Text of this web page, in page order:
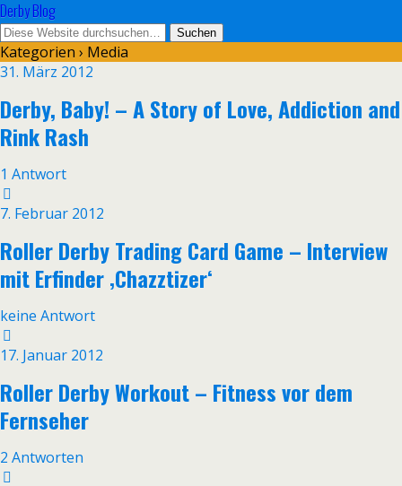
Derby Blog
Kategorien › Media
31. März 2012
Derby, Baby! – A Story of Love, Addiction and
Rink Rash
1 Antwort
7. Februar 2012
Roller Derby Trading Card Game – Interview
mit Erfinder ‚Chazztizer‘
keine Antwort
17. Januar 2012
Roller Derby Workout – Fitness vor dem
Fernseher
2 Antworten